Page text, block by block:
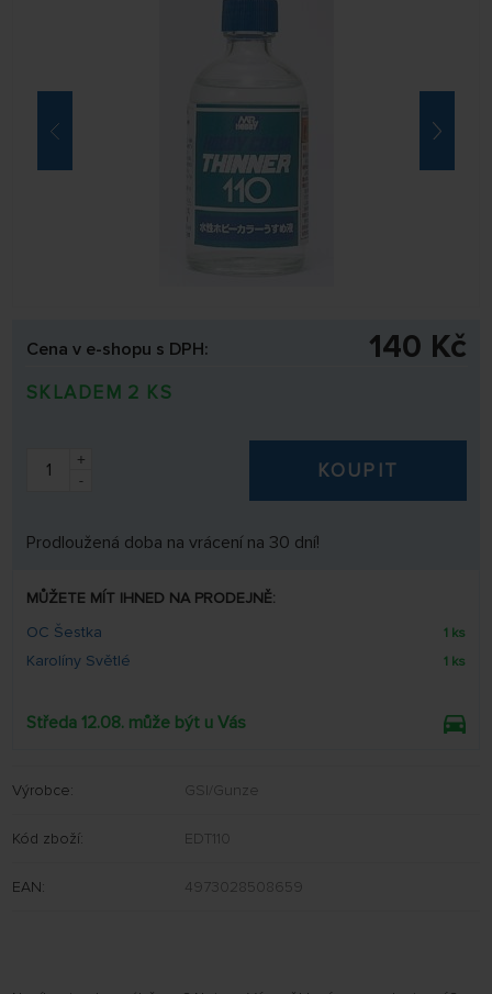
Cena v e-shopu s DPH: 140 Kč
SKLADEM 2 KS
+
-
KOUPIT
Prodloužená doba na vrácení na 30 dní!
MŮŽETE MÍT IHNED NA PRODEJNĚ:
OC Šestka
1 ks
Karolíny Světlé 1 ks
Středa 12.08. může být u Vás
Výrobce: GSI/Gunze
Kód zboží: EDT110
EAN: 4973028508659